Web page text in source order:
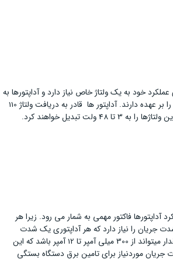
خود به یک ولتاژ خاص نیاز دارد و آداپتورها به
عنوان منبع تغذیه این وظیفه را بر عهده دارند. آداپتور ها قادر به دریافت ولتاژ 110
فاکتور مهمی به شمار می رود. زیرا هر
جریان را نیاز دارد که هر آداپتوری یک شدت
جریان ماکسیمم دارد. این مقدار می­تواند از 300 میلی آمپر تا 12 آمپر باشد که این
موردنیاز برای تامین برق دستگاه بستگی